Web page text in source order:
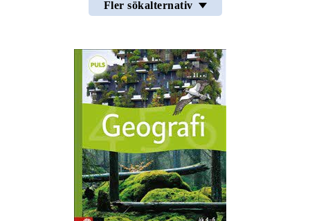
Fler sökalternativ